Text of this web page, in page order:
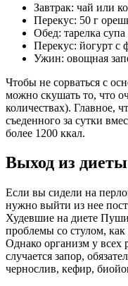
Завтрак: чай или
Перекус: 50 г
Обед: тарелка
Перекус: йогурт с
Ужин: овощная
Чтобы не сорваться с
можно скушать то, что
количествах). Главное,
съеденного за сутки
более 1200 ккал.
Выход из
Если вы сидели на
нужно выйти из нее
Худевшие на диете
проблемы со стулом,
Однако организм у
случается запор,
чернослив, кефир,